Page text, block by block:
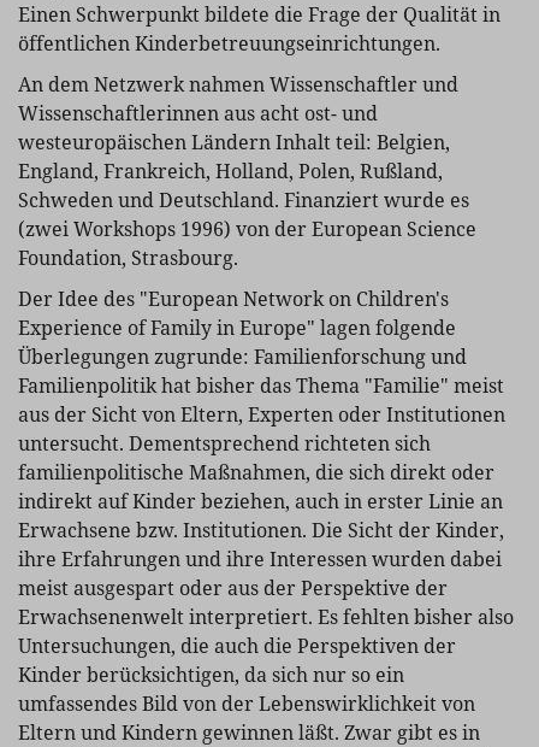
Einen Schwerpunkt bildete die Frage der Qualität in
öffentlichen Kinderbetreuungseinrichtungen.
An dem Netzwerk nahmen Wissenschaftler und
Wissenschaftlerinnen aus acht ost- und
westeuropäischen Ländern Inhalt teil: Belgien,
England, Frankreich, Holland, Polen, Rußland,
Schweden und Deutschland. Finanziert wurde es
(zwei Workshops 1996) von der European Science
Foundation, Strasbourg.
Der Idee des "European Network on Children's
Experience of Family in Europe" lagen folgende
Überlegungen zugrunde: Familienforschung und
Familienpolitik hat bisher das Thema "Familie" meist
aus der Sicht von Eltern, Experten oder Institutionen
untersucht. Dementsprechend richteten sich
familienpolitische Maßnahmen, die sich direkt oder
indirekt auf Kinder beziehen, auch in erster Linie an
Erwachsene bzw. Institutionen. Die Sicht der Kinder,
ihre Erfahrungen und ihre Interessen wurden dabei
meist ausgespart oder aus der Perspektive der
Erwachsenenwelt interpretiert. Es fehlten bisher also
Untersuchungen, die auch die Perspektiven der
Kinder berücksichtigen, da sich nur so ein
umfassendes Bild von der Lebenswirklichkeit von
Eltern und Kindern gewinnen läßt. Zwar gibt es in